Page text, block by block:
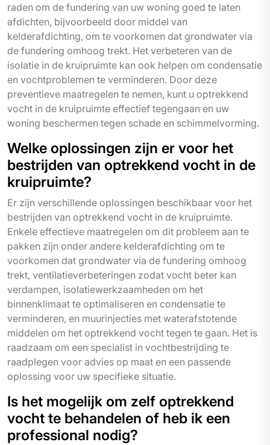
raden om de fundering van uw woning goed te laten
afdichten, bijvoorbeeld door middel van
kelderafdichting, om te voorkomen dat grondwater via
de fundering omhoog trekt. Het verbeteren van de
isolatie in de kruipruimte kan ook helpen om condensatie
en vochtproblemen te verminderen. Door deze
preventieve maatregelen te nemen, kunt u optrekkend
vocht in de kruipruimte effectief tegengaan en uw
woning beschermen tegen schade en schimmelvorming.
Welke oplossingen zijn er voor het
bestrijden van optrekkend vocht in de
kruipruimte?
Er zijn verschillende oplossingen beschikbaar voor het
bestrijden van optrekkend vocht in de kruipruimte.
Enkele effectieve maatregelen om dit probleem aan te
pakken zijn onder andere kelderafdichting om te
voorkomen dat grondwater via de fundering omhoog
trekt, ventilatieverbeteringen zodat vocht beter kan
verdampen, isolatiewerkzaamheden om het
binnenklimaat te optimaliseren en condensatie te
verminderen, en muurinjecties met waterafstotende
middelen om het optrekkend vocht tegen te gaan. Het is
raadzaam om een specialist in vochtbestrijding te
raadplegen voor advies op maat en een passende
oplossing voor uw specifieke situatie.
Is het mogelijk om zelf optrekkend
vocht te behandelen of heb ik een
professional nodig?